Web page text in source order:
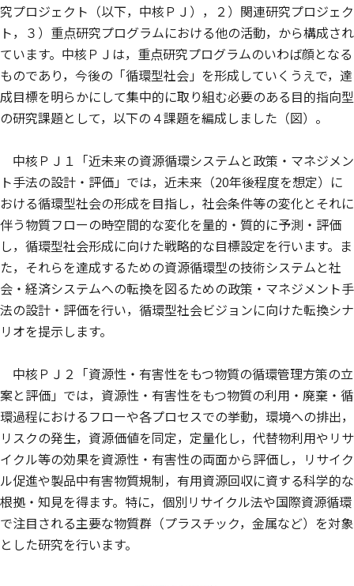
究プロジェクト（以下，中核ＰＪ），２）関連研究プロジェク
ト，３）重点研究プログラムにおける他の活動，から構成され
ています。中核ＰＪは，重点研究プログラムのいわば顔となる
ものであり，今後の「循環型社会」を形成していくうえで，達
成目標を明らかにして集中的に取り組む必要のある目的指向型
の研究課題として，以下の４課題を編成しました（図）。
中核ＰＪ１「近未来の資源循環システムと政策・マネジメン
ト手法の設計・評価」では，近未来（20年後程度を想定）に
おける循環型社会の形成を目指し，社会条件等の変化とそれに
伴う物質フローの時空間的な変化を量的・質的に予測・評価
し，循環型社会形成に向けた戦略的な目標設定を行います。ま
た，それらを達成するための資源循環型の技術システムと社
会・経済システムへの転換を図るための政策・マネジメント手
法の設計・評価を行い，循環型社会ビジョンに向けた転換シナ
リオを提示します。
中核ＰＪ２「資源性・有害性をもつ物質の循環管理方策の立
案と評価」では，資源性・有害性をもつ物質の利用・廃棄・循
環過程におけるフローや各プロセスでの挙動，環境への排出，
リスクの発生，資源価値を同定，定量化し，代替物利用やリサ
イクル等の効果を資源性・有害性の両面から評価し，リサイク
ル促進や製品中有害物質規制，有用資源回収に資する科学的な
根拠・知見を得ます。特に，個別リサイクル法や国際資源循環
で注目される主要な物質群（プラスチック，金属など）を対象
とした研究を行います。